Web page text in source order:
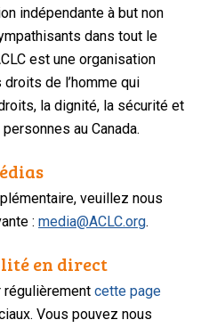
indépendante à but non
dans tout le
est une organisation
de l’homme qui
la dignité, la sécurité et
au Canada.
veuillez nous
:media@ACLC.org.
en direct
régulièrementcette page
Vous pouvez nous